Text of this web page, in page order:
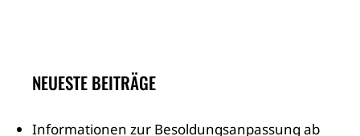
NEUESTE BEITRÄGE
Informationen zur Besoldungsanpassung ab